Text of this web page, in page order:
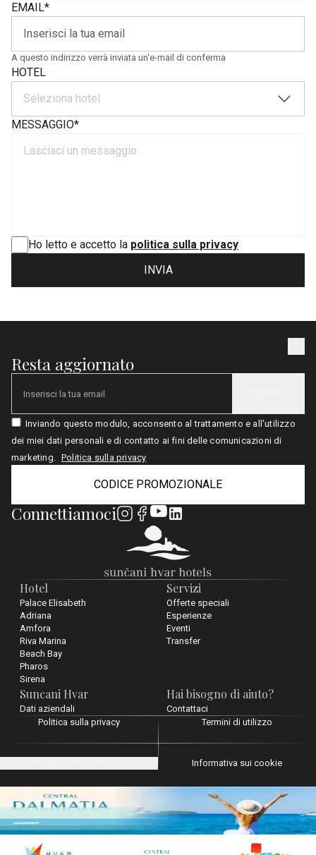
EMAIL*
A questo indirizzo verrà inviata un'e-mail di conferma
HOTEL
Seleziona hotel
MESSAGGIO*
Ho letto e accetto la politica sulla privacy
INVIA
Hotel
Palace Elisabeth
Adriana
Amfora
Riva Marina
Beach Bay
Pharos
Sirena
Servizi
Offerte speciali
Esperienze
Eventi
Transfer
Suncani Hvar
Dati aziendali
Hai bisogno di aiuto?
Contattaci
Resta aggiornato
Email
Inviando questo modulo, acconsento al trattamento e all'utilizzo
dei miei dati personali e di contatto ai fini delle comunicazioni di
marketing. Politica sulla privacy
CODICE PROMOZIONALE
Connettiamoci
Politica sulla privacy Termini di utilizzo
Informativa sui cookie